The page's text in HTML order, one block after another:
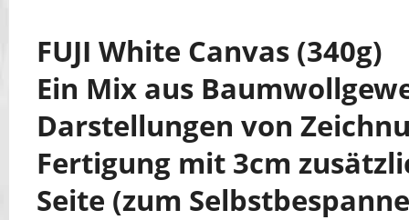
FUJI White Canvas (340g)
Ein Mix aus
Darstellungen von
Fertigung mit 3cm
Seite (zum